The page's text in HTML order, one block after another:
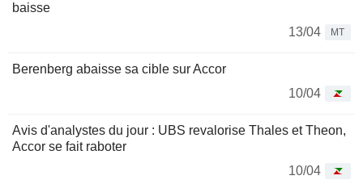
baisse
13/04
MT
Berenberg abaisse sa cible sur Accor
10/04
Avis d'analystes du jour : UBS revalorise Thales et Theon,
Accor se fait raboter
10/04